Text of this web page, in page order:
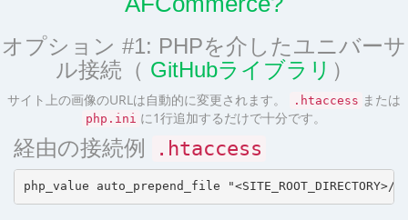
オプション #1: PHPを介したユニバーサ
ル接続（ GitHubライブラリ ）
サイト上の画像のURLは自動的に変更されます。 .htaccess または
php.ini に1行追加するだけで十分です。
経由の接続例 .htaccess